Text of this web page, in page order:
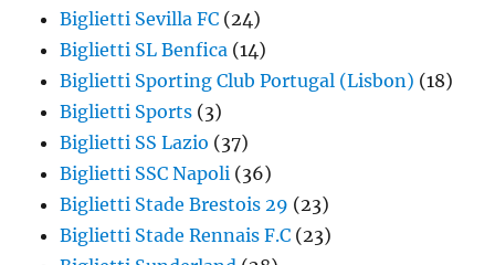
Biglietti Sevilla FC (24)
Biglietti SL Benfica (14)
Biglietti Sporting Club Portugal (Lisbon) (18)
Biglietti Sports (3)
Biglietti SS Lazio (37)
Biglietti SSC Napoli (36)
Biglietti Stade Brestois 29 (23)
Biglietti Stade Rennais F.C (23)